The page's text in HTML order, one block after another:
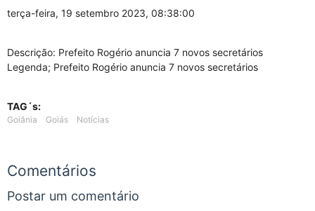
terça-feira, 19 setembro 2023, 08:38:00
Descrição: Prefeito Rogério anuncia 7 novos secretários
Legenda; Prefeito Rogério anuncia 7 novos secretários
TAG´s:
Goiânia Goiás Notícias
Comentários
Postar um comentário